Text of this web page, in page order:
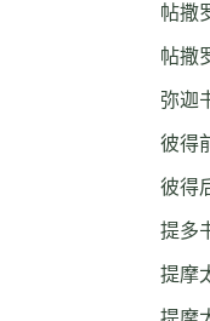
帖撒
帖撒
弥迦
彼得
彼得
提多
提摩